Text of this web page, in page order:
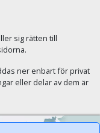
sig rätten till
ner enbart för privat
eller delar av dem är